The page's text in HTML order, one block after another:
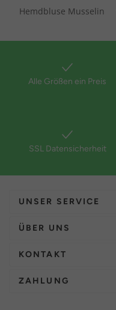
Hemdbluse Musselin
Alle Größen ein Preis
SSL Datensicherheit
UNSER SERVICE
ÜBER UNS
KONTAKT
ZAHLUNG